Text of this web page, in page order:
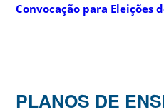
Convocação para Eleições
PLANOS DE